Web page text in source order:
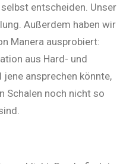
entscheiden. Unser
Außerdem haben wir
Manera ausprobiert:
aus Hard- und
ansprechen könnte,
Schalen noch nicht so